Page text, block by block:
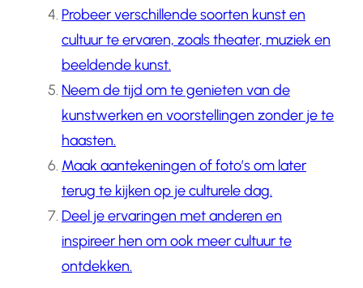
Probeer verschillende soorten kunst en
cultuur te ervaren, zoals theater, muziek en
beeldende kunst.
Neem de tijd om te genieten van de
kunstwerken en voorstellingen zonder je te
haasten.
Maak aantekeningen of foto’s om later
terug te kijken op je culturele dag.
Deel je ervaringen met anderen en
inspireer hen om ook meer cultuur te
ontdekken.